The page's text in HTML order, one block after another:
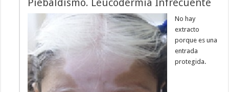
No hay
extracto
porque es una
entrada
protegida.